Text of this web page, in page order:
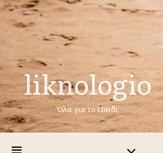
liknologio
Όλα για το Παιδί